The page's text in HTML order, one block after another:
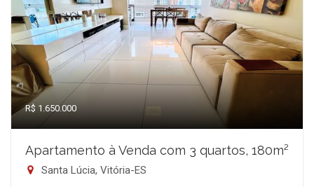
R$ 1.650.000
Apartamento à Venda com 3 quartos, 180m²
Santa Lúcia, Vitória-ES